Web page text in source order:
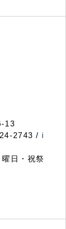
13
2743 / i
日・祝祭